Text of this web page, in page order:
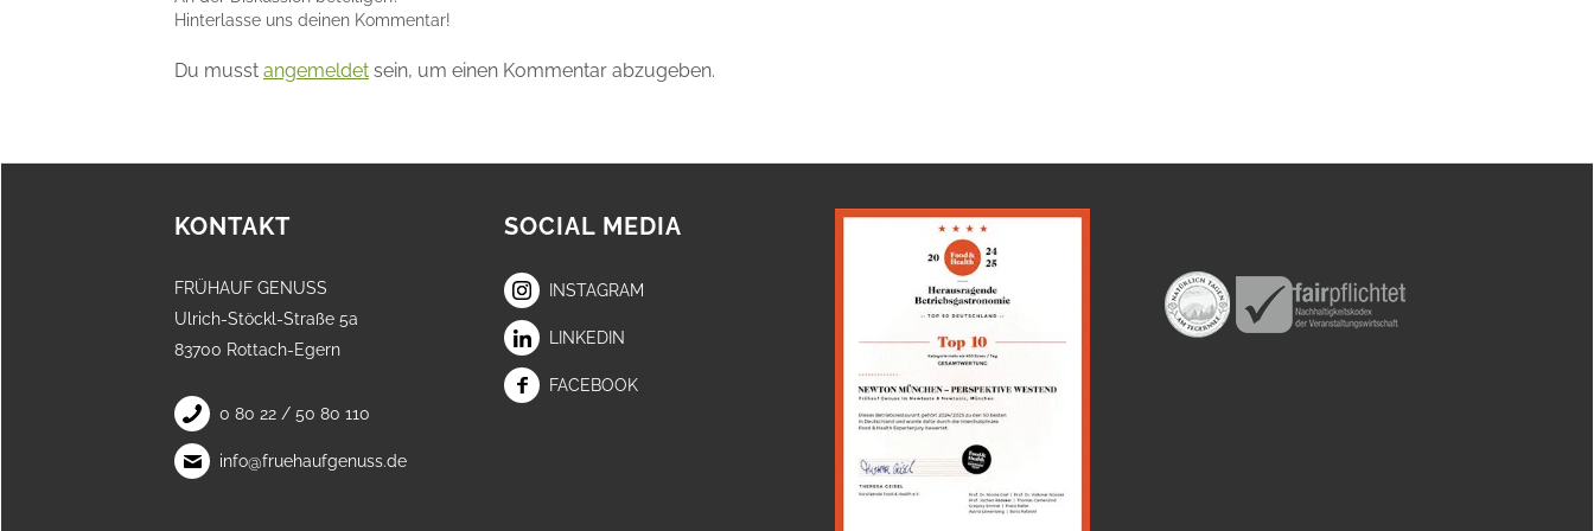
Hinterlasse uns deinen Kommentar!
Du musst angemeldet sein, um einen Kommentar abzugeben.
KONTAKT
FRÜHAUF GENUSS
Ulrich-Stöckl-Straße 5a
83700 Rottach-Egern
0 80 22 / 50 80 110
info@fruehaufgenuss.de
SOCIAL MEDIA
INSTAGRAM
LINKEDIN
FACEBOOK